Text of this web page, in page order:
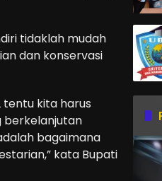
tidaklah mudah
dan konservasi
tentu kita harus
berkelanjutan
bagaimana
kata Bupati